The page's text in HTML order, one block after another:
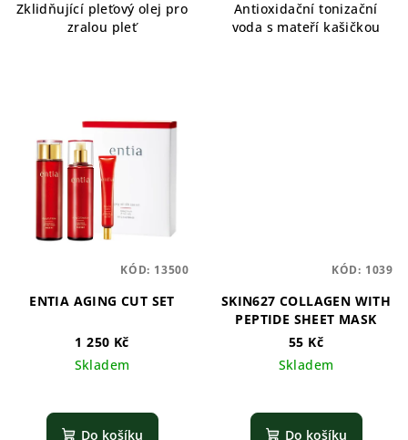
Zklidňující pleťový olej pro
zralou pleť
Antioxidační tonizační
voda s mateří kašičkou
ENTIA AGING CUT SET
1 250 Kč
Skladem
Do košíku
KÓD: 13500
SKIN627 COLLAGEN WITH
PEPTIDE SHEET MASK
55 Kč
Skladem
Do košíku
KÓD: 1039